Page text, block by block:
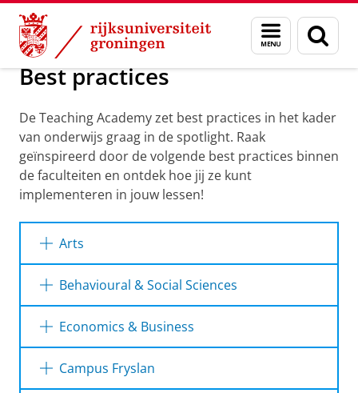
Skip
Content
Skip
Navigation
Menu
en
zoeken
Over ons Teaching Academy Groningen
Best practices
De Teaching Academy zet best practices in het kader
van onderwijs graag in de spotlight. Raak
geïnspireerd door de volgende best practices binnen
de faculteiten en ontdek hoe jij ze kunt
implementeren in jouw lessen!
Arts
Behavioural & Social Sciences
Economics & Business
Campus Fryslan